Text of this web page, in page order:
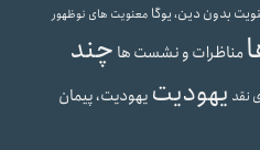
بدون دین، یوگا معنویت های نوظهور
مناظرات و نشست ها چند
نقد یهودیت یهودیت، پیمان